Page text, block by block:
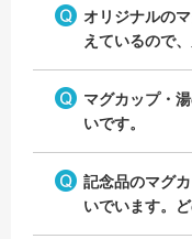
オリジナルの
えているので
マグカップ・
いです。
記念品のマグ
いでいます。